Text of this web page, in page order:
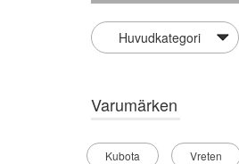
Varumärken
Kubota Vreten